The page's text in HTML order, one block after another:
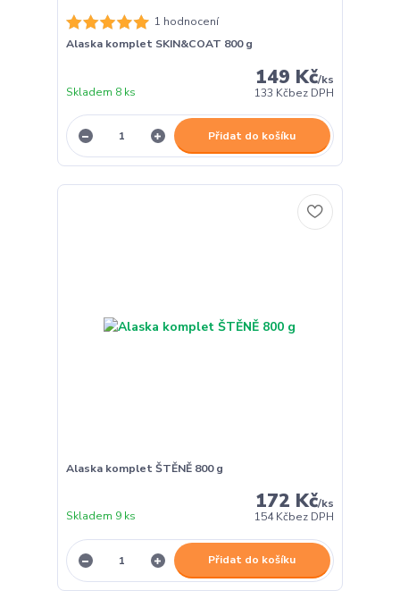
1 hodnocení
Alaska komplet SKIN&COAT 800 g
149 Kč/ks
133 Kčbez DPH
Skladem 8 ks
Přidat do košíku
Alaska komplet ŠTĚNĚ 800 g
172 Kč/ks
154 Kčbez DPH
Skladem 9 ks
Přidat do košíku